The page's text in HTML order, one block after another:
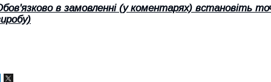
в замовленні (у коментарях) встановіть